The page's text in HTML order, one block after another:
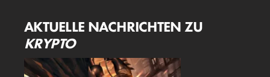
schlecht durchdachten Plänen begleitet, schafft es
Kryptos unverfälschte Art langsam, sie zu retten – ob sie
das nun wollen oder nicht.
AKTUELLE NACHRICHTEN ZU
KRYPTO